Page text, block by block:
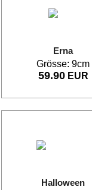
Erna
Grösse: 9cm
59.90EUR
Halloween